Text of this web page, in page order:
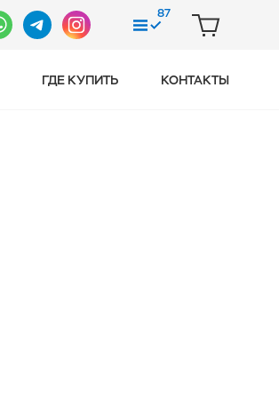
87
СРАВНЕНИЕКОРЗИНА
ГДЕ КУПИТЬ КОНТАКТЫ